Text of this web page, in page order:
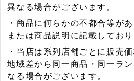
異なる場合がございます。
・商品に何らかの不都合等が
または商品説明に記載しており
・当店は系列店舗ごとに販売
地域差から同一商品・同一ラ
なる場合がございます。